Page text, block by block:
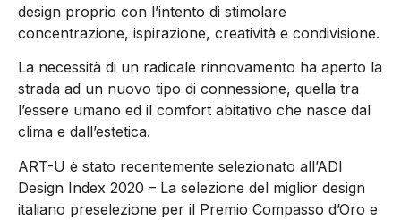
design proprio con l’intento di stimolare
concentrazione, ispirazione, creatività e condivisione.
La necessità di un radicale rinnovamento ha aperto la
strada ad un nuovo tipo di connessione, quella tra
l’essere umano ed il comfort abitativo che nasce dal
clima e dall’estetica.
ART-U è stato recentemente selezionato all’ADI
Design Index 2020 – La selezione del miglior design
italiano preselezione per il Premio Compasso d’Oro e